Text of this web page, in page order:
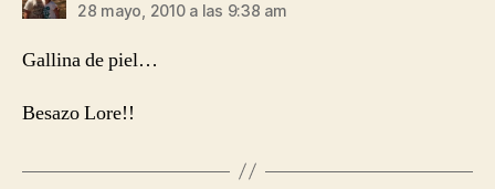
28 mayo, 2010 a las 9:38 am
Gallina de piel…
Besazo Lore!!